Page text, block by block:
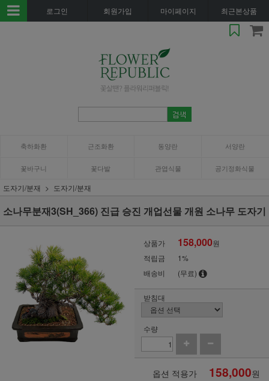
로그인 회원가입 마이페이지 최근본상품
축하화환 근조화환 동양란 서양란
꽃바구니 꽃다발 관엽식물 공기정화식물
도자기/분재 도자기/분재
소나무분재3(SH_366) 진급 승진 개업선물 개원 소나무 도자기
상품가 158,000원
적립금
1%
배송비
(무료)
받침대
수량
옵션 적용가 158,000원